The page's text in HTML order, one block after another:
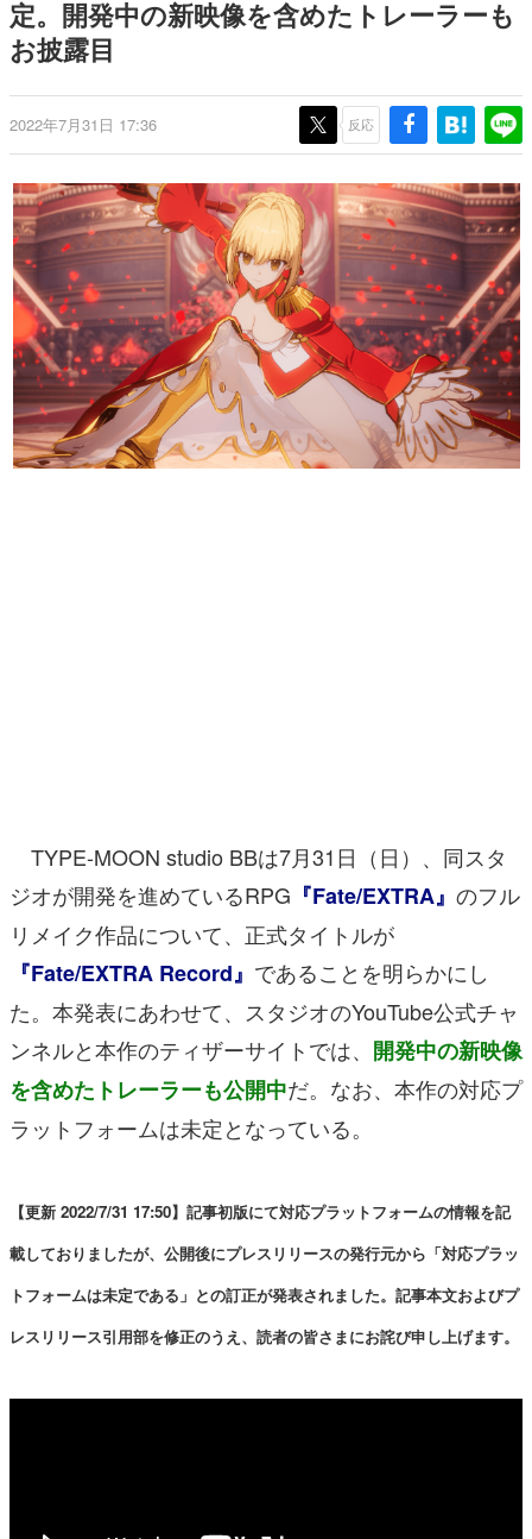
の形をした短編ホラー小説集です。
これからのデジタルゲーム市場を担う若きクリエイター達
の姿を追い、彼らのルーツと情熱を探っていきます。
ゲームに多大な影響を受けた作家さんに取材し、ゲームが
日本のコンテンツ産業やカルチャーに与えた影響を探る企
画です。
日本モバイルゲーム産業史
日本のモバイルゲーム史における主要なトピック・タイト
ルを網羅するほか、開発者へのインタビューや識者による
解説を掲載。約20年の歴史が一望できる決定版！
若ゲのいたり〜ゲームクリエイターの青春〜
『うつヌケ』『ペンと箸』等で知られるマンガ家・田中圭
一先生によるゲーム業界レポートマンガです。
なんでゲームは面白い？
アプリレビュー
その他
電ファミニコゲーマーとは？
運営：株式会社マレ
定。開発中の新映像を含めたトレーラーも
お披露目
2022年7月31日 17:36 反応
TYPE-MOON studio BBは7月31日（日）、同スタ
ジオが開発を進めているRPG 『Fate/EXTRA』 のフル
リメイク作品について、正式タイトルが
『Fate/EXTRA Record』 であることを明らかにし
た。本発表にあわせて、スタジオのYouTube公式チャ
ンネルと本作のティザーサイトでは、 開発中の新映像
を含めたトレーラーも公開中だ。なお、本作の対応プ
ラットフォームは未定となっている。
【更新 2022/7/31 17:50】記事初版にて対応プラットフォームの情報を記
載しておりましたが、公開後にプレスリリースの発行元から「対応プラッ
トフォームは未定である」との訂正が発表されました。記事本文およびプ
レスリリース引用部を修正のうえ、読者の皆さまにお詫び申し上げます。